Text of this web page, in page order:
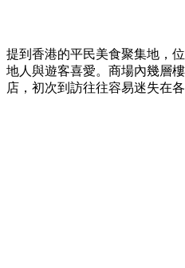
提到香港的平民美食聚集地，
地人與遊客喜愛。商場內幾層
店，初次到訪往往容易迷失在各